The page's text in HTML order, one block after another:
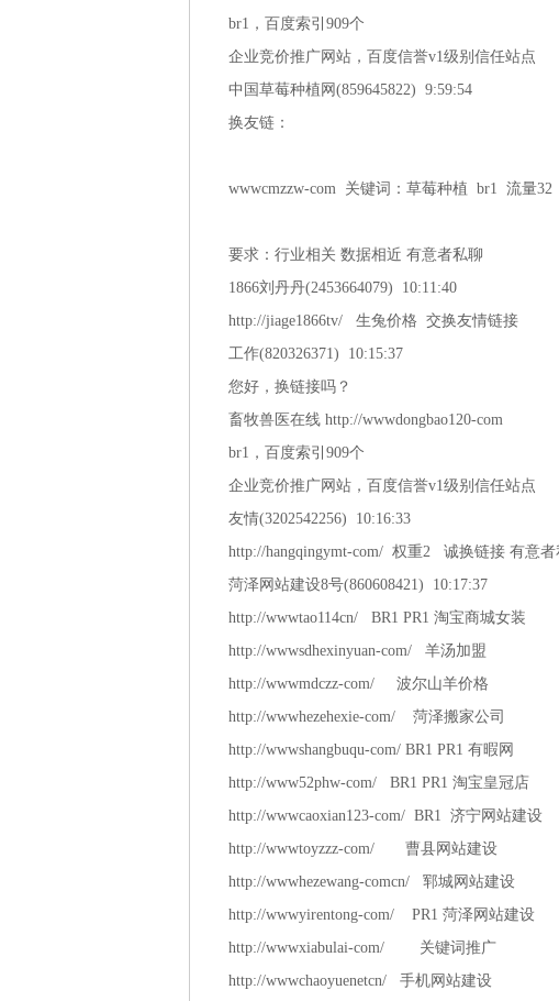
br1，百度索引909个
企业竞价推广网站，百度信誉v1级别信任站点
中国草莓种植网(859645822) 9:59:54
换友链：
wwwcmzzw-com 关键词：草莓种植 br1 流量32
要求：行业相关 数据相近 有意者私聊
1866刘丹丹(2453664079) 10:11:40
http://jiage1866tv/ 生兔价格 交换友情链接
工作(820326371) 10:15:37
您好，换链接吗？
畜牧兽医在线 http://wwwdongbao120-com
br1，百度索引909个
企业竞价推广网站，百度信誉v1级别信任站点
友情(3202542256) 10:16:33
http://hangqingymt-com/ 权重2 诚换链接 有意者
菏泽网站建设8号(860608421) 10:17:37
http://wwwtao114cn/ BR1 PR1 淘宝商城女装
http://wwwsdhexinyuan-com/ 羊汤加盟
http://wwwmdczz-com/ 波尔山羊价格
http://wwwhezehexie-com/ 菏泽搬家公司
http://wwwshangbuqu-com/ BR1 PR1 有暇网
http://www52phw-com/ BR1 PR1 淘宝皇冠店
http://wwwcaoxian123-com/ BR1 济宁网站建设
http://wwwtoyzzz-com/ 曹县网站建设
http://wwwhezewang-comcn/ 郓城网站建设
http://wwwyirentong-com/ PR1 菏泽网站建设
http://wwwxiabulai-com/ 关键词推广
http://wwwchaoyuenetcn/ 手机网站建设